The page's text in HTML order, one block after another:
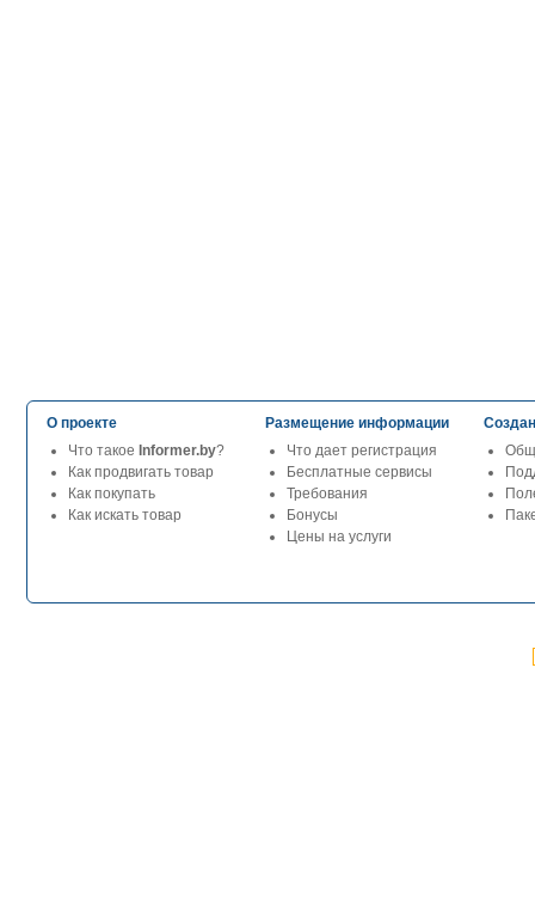
О проекте
Что такое Informer.by?
Как продвигать товар
Как покупать
Как искать товар
Размещение информации
Что дает регистрация
Бесплатные сервисы
Требования
Бонусы
Цены на услуги